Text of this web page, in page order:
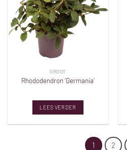
verlanglijst
GROOT
Rhododendron ‘Germania’
LEES VERDER
1 2